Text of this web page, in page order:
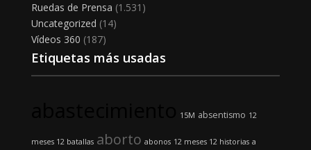
Ruedas de Prensa (1.531)
Uncategorized (14)
Vídeos 360 (187)
Etiquetas más usadas
15M absentismo 12
meses 12 batallas aborto abonos 12 meses 12 historias a